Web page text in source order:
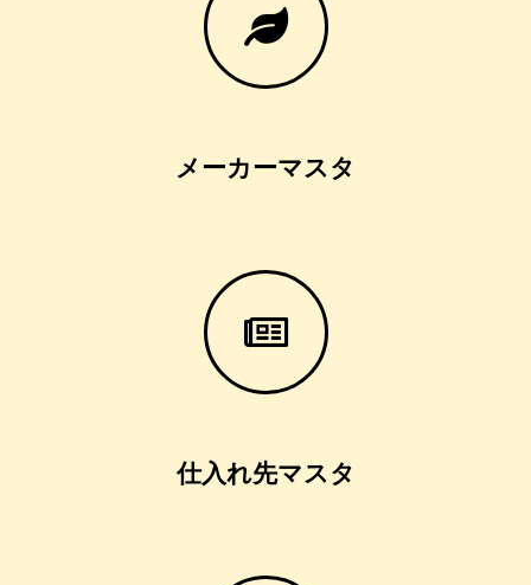
メーカーマスタ
仕入れ先マスタ